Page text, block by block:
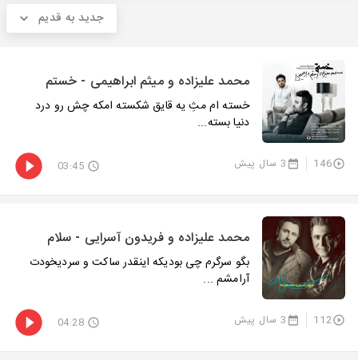
جدید به قدیم
محمد علیزاده و میثم ابراهیمی - خستم
خسته ام مثِ یه قایق شکسته امکه چش رو درد
دنیا بسته...
146 3 سال پیش 03:45
محمد علیزاده و فریدون آسرایی - سلام
بگو سرگرم چی بودیکه اینقدر ساکت و سردیخودت
آرامشم ...
112 3 سال پیش 04:28